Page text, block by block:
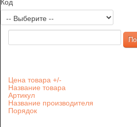
Код
Цена товара +/-
Название товара
Артикул
Название производителя
Порядок